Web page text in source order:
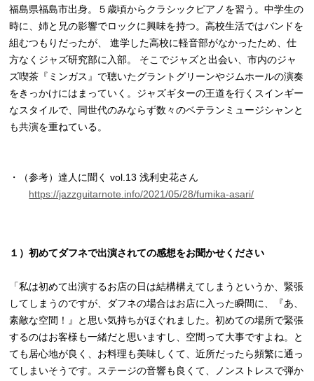
福島県福島市出身。５歳頃からクラシックピアノを習う。中学生の
時に、姉と兄の影響でロックに興味を持つ。高校生活ではバンドを
組むつもりだったが、 進学した高校に軽音部がなかったため、仕
方なくジャズ研究部に入部。 そこでジャズと出会い、市内のジャ
ズ喫茶『ミンガス』で聴いたグラントグリーンやジムホールの演奏
をきっかけにはまっていく。ジャズギターの王道を行くスインギー
なスタイルで、同世代のみならず数々のベテランミュージシャンと
も共演を重ねている。
・（参考）達人に聞く vol.13 浅利史花さん
https://jazzguitarnote.info/2021/05/28/fumika-asari/
１）初めてダフネで出演されての感想をお聞かせください
「私は初めて出演するお店の日は結構構えてしまうというか、緊張
してしまうのですが、ダフネの場合はお店に入った瞬間に、『あ、
素敵な空間！』と思い気持ちがほぐれました。初めての場所で緊張
するのはお客様も一緒だと思いますし、空間って大事ですよね。と
ても居心地が良く、お料理も美味しくて、近所だったら頻繁に通っ
てしまいそうです。ステージの音響も良くて、ノンストレスで弾か